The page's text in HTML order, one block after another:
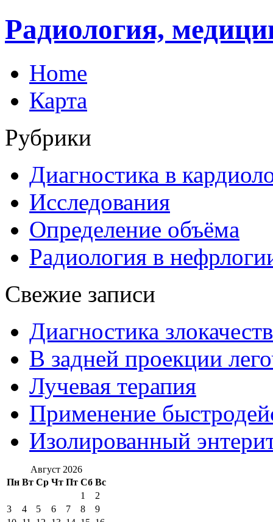
Радиология,
Home
Карта
Рубрики
Диагностика в
Исследования
Определение объёма
Радиология в
Свежие записи
Диагностика
В задней проекции
Лучевая терапия
Применение
Изолированный
Август 2026
Пн Вт Ср Чт Пт Сб Вс
1
2
3
4 5 6 7 8
9